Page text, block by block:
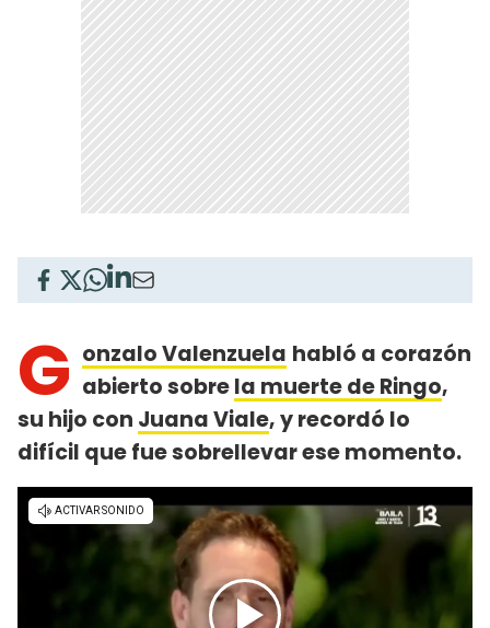
G onzalo Valenzuela habló a corazón
abierto sobrela muerte de Ringo,
su hijo con Juana Viale, y recordó lo
difícil que fue sobrellevar ese momento.